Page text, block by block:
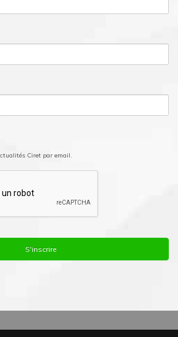
Ciret par email.